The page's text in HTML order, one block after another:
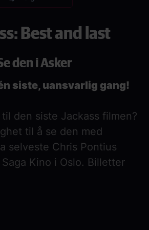
Best and last
den i Asker
siste, uansvarlig gang!
den siste Jackass filmen?
til å se den med
selveste Chris Pontius
Kino i Oslo. Billetter